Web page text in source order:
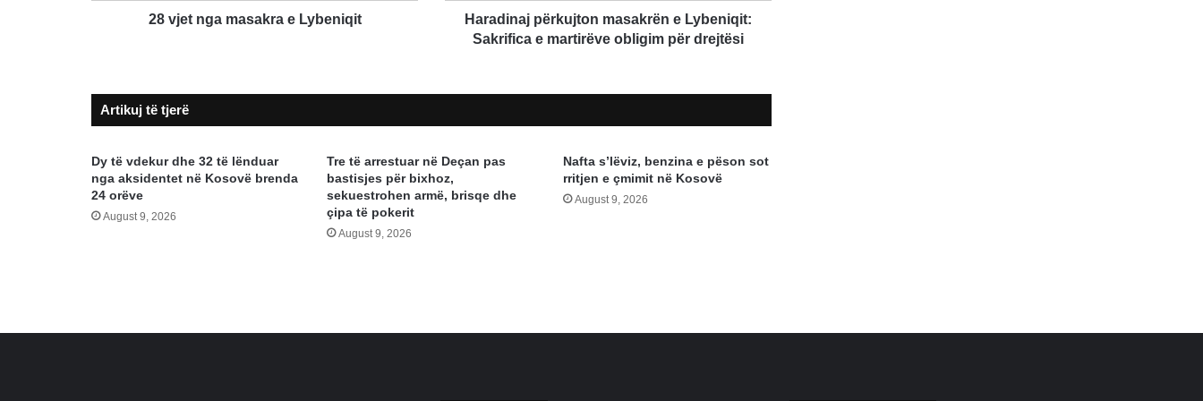
28 vjet nga masakra e Lybeniqit
drejtësi
Haradinaj përkujton masakrën e Lybeniqit:
Sakrifica e martirëve obligim për drejtësi
Artikuj të tjerë
Dy të vdekur dhe 32 të lënduar
nga aksidentet në Kosovë brenda
24 orëve
August 9, 2026
Tre të arrestuar në Deçan pas
bastisjes për bixhoz,
sekuestrohen armë, brisqe dhe
çipa të pokerit
August 9, 2026
Nafta s’lëviz, benzina e pëson sot
rritjen e çmimit në Kosovë
August 9, 2026